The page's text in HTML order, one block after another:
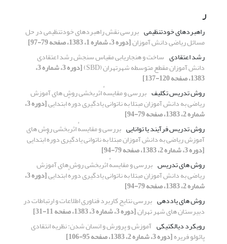
ر
راهبردهای خودتنظیمی بررسی نقش راهبردهای خودتنظیمی در حل
مسائل ریاضی دانش آموزان[دوره 3، شماره 1، 1383، صفحه 79-97]
رشد اعتقادی ساخت و هنجاریابی مقیاس سنجش رشد اعتقادی
دانش آموزان مقطع متوسطه شهرتهران (SBD) [دوره 3، شماره 3،
1383، صفحه 120-137]
روش تدریس تکلیف بررسی و مقایسهٔ اثربخشی روش های آموزش
ریاضی به دانش آموزان مبتلا به ناتوانی یادگیری دورهٔ ابتدایی [دوره 3،
شماره 2، 1383، صفحه 79-94]
روش تدریس فرآیند یا توانایی بررسی و مقایسهٔ اثربخشی روش های
آموزش ریاضی به دانش آموزان مبتلا به ناتوانی یادگیری دورهٔ ابتدایی
[دوره 3، شماره 2، 1383، صفحه 79-94]
روش های تدریس بررسی و مقایسهٔ اثربخشی روش های آموزش
ریاضی به دانش آموزان مبتلا به ناتوانی یادگیری دورهٔ ابتدایی [دوره 3،
شماره 2، 1383، صفحه 79-94]
روش های یاددهی بررسی نتایج کاربرد فناوری اطلاعات و ارتباطات در
دبیرستان های شهر تهران[دوره 3، شماره 3، 1383، صفحه 11-31]
رویکرد دیالکتیکی آموزش و پرورش و انسان شدن: نظریه انتقادی
پائولو فریره[دوره 3، شماره 2، 1383، صفحه 95-106]